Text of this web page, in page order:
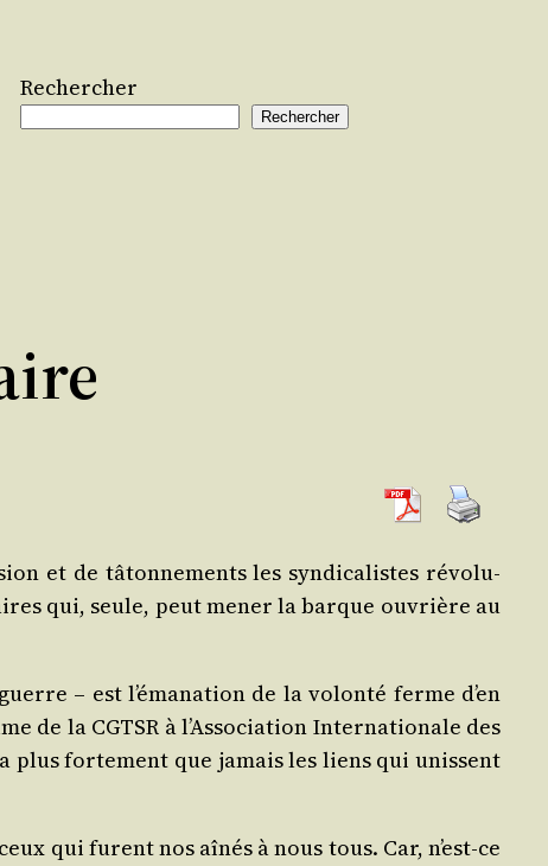
Rechercher
Rechercher
et de tâton­ne­ments les syn­di­ca­listes révo­lu­
qui, seule, peut mener la barque ouvrière au
– est l’émanation de la volon­té ferme d’en
de la CGTSR à l’Association Inter­na­tio­nale des
for­te­ment que jamais les liens qui unissent
qui furent nos aînés à nous tous. Car, n’est-ce